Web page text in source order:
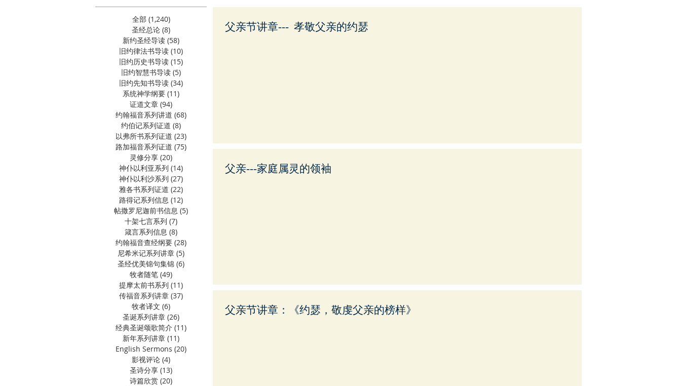
全部 (1,240)1,240 篇文章
圣经总论 (8)
新约圣经导读 (58)
旧约律法书导读 (10)
旧约历史书导读 (15)
旧约智慧书导读 (5)
旧约先知书导读 (34)
系统神学纲要 (11)
证道文章 (94)
约翰福音系列讲道 (68)
约伯记系列证道 (8)
以弗所书系列证道 (23)
路加福音系列证道 (75) 75 篇文章
灵修分享 (20)
神仆以利亚系列 (14)
神仆以利沙系列 (27)
雅各书系列证道 (22)
路得记系列信息 (12)
帖撒罗尼迦前书信息 (5)
十架七言系列 (7)
箴言系列信息 (8)
约翰福音查经纲要 (28)
尼希米记系列讲章 (5)
圣经优美锦句集锦 (6)
牧者随笔 (49)
提摩太前书系列 (11) 11 篇文章
传福音系列讲章 (37)
牧者译文 (6)
圣诞系列讲章 (26)
经典圣诞颂歌简介 (11)
新年系列讲章 (11)
English Sermons (20)
影视评论 (4)
圣诗分享 (13)
诗篇欣赏 (20)
父亲节讲章--- 孝敬父亲的约瑟
父亲---家庭属灵的领袖
父亲节讲章：《约瑟，敬虔父亲的榜样》